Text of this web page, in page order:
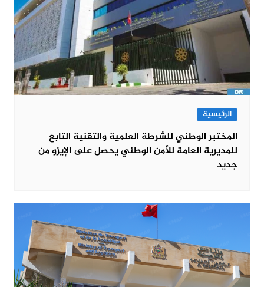
الرئيسية
المختبر الوطني للشرطة العلمية والتقنية التابع
للمديرية العامة للأمن الوطني يحصل على الإيزو من
جديد